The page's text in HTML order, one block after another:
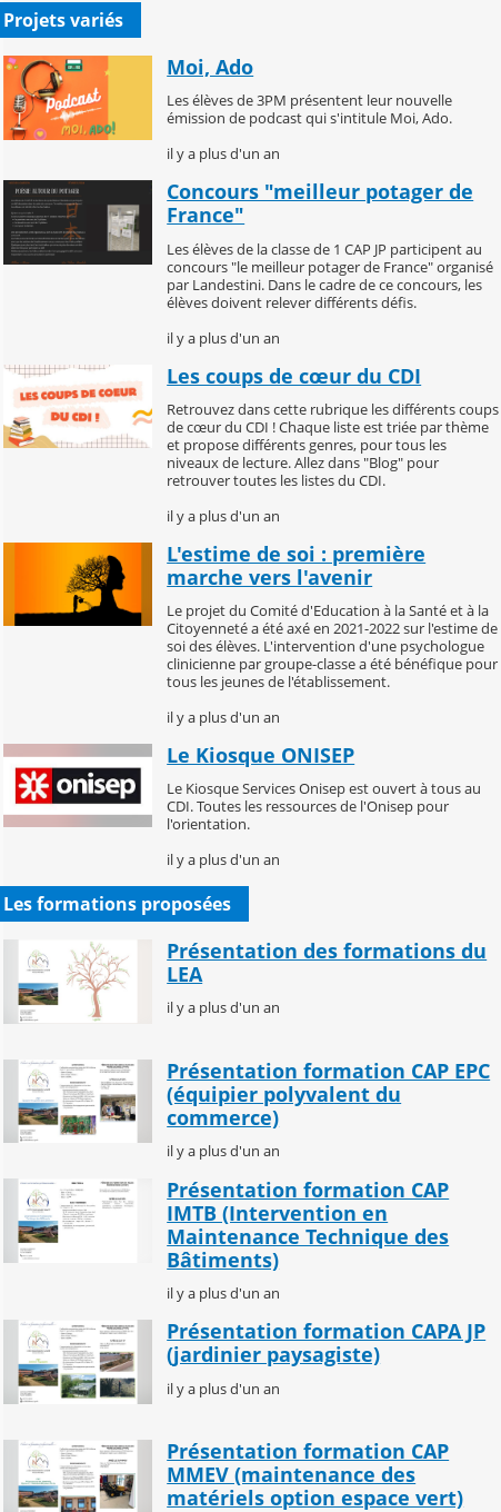
Projets variés
Moi, Ado
Les élèves de 3PM présentent leur nouvelle
émission de podcast qui s'intitule Moi, Ado.
il y a plus d'un an
Concours "meilleur potager de
France"
Les élèves de la classe de 1 CAP JP participent au
concours "le meilleur potager de France" organisé
par Landestini. Dans le cadre de ce concours, les
élèves doivent relever différents défis.
il y a plus d'un an
Les coups de cœur du CDI
Retrouvez dans cette rubrique les différents coups
de cœur du CDI ! Chaque liste est triée par thème
et propose différents genres, pour tous les
niveaux de lecture. Allez dans "Blog" pour
retrouver toutes les listes du CDI.
il y a plus d'un an
L'estime de soi : première
marche vers l'avenir
Le projet du Comité d'Education à la Santé et à la
Citoyenneté a été axé en 2021-2022 sur l'estime de
soi des élèves. L'intervention d'une psychologue
clinicienne par groupe-classe a été bénéfique pour
tous les jeunes de l'établissement.
il y a plus d'un an
Le Kiosque ONISEP
Le Kiosque Services Onisep est ouvert à tous au
CDI. Toutes les ressources de l'Onisep pour
l'orientation.
il y a plus d'un an
Les formations proposées
Présentation des formations du
LEA
il y a plus d'un an
Présentation formation CAP EPC
(équipier polyvalent du
commerce)
il y a plus d'un an
Présentation formation CAP
IMTB (Intervention en
Maintenance Technique des
Bâtiments)
il y a plus d'un an
Présentation formation CAPA JP
(jardinier paysagiste)
il y a plus d'un an
Présentation formation CAP
MMEV (maintenance des
matériels option espace vert)